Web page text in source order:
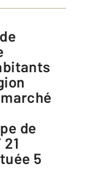
de
5